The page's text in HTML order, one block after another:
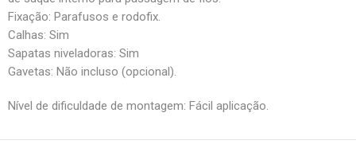
Fixação: Parafusos e rodofix.
Calhas: Sim
Sapatas niveladoras: Sim
Gavetas: Não incluso (opcional).
Nível de dificuldade de montagem: Fácil aplicação.